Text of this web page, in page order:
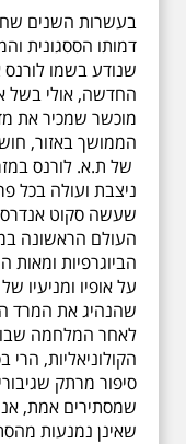
בעשרות השנים
דמותו הססגונית
שנודע בשמו
החדשה, אולי בשל
מוכשר שמכיר את
הממושך באזור,
של ת.א. לורנס
שעשה סקוט
העולם הראשונה
הביוגרפיות
על אופיו ומניעיו
שהנהיג את המרד
לאחר המלחמה
הקולוניאליות,
סיפור מרתק
שמסתירים אמת,
שאינן נמנעות